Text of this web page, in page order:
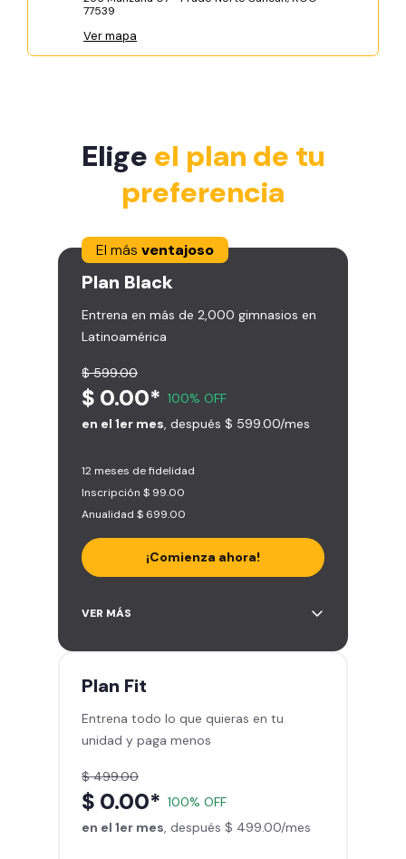
77539
Ver mapa
Elige el plan de tu
preferencia
El más ventajoso
Plan Black
Entrena en más de 2,000 gimnasios en
Latinoamérica
$ 599.00
$ 0.00* 100% OFF
en el 1er mes , después $ 599.00/mes
12 meses de fidelidad
Inscripción $ 99.00
Anualidad $ 699.00
¡Comienza ahora!
Acceso ilimitado a + 2.000
Entrena hasta con 5 amigos al
Sillones de masaje
Smart Fit App - Tu plan de
entrenamiento personalizado
Smart Fit GO (entrenamientos en
línea) en la app
Acceso a todas las áreas de peso
VER MÁS
Plan Fit
Entrena todo lo que quieras en tu
unidad y paga menos
$ 499.00
$ 0.00* 100% OFF
en el 1er mes , después $ 499.00/mes